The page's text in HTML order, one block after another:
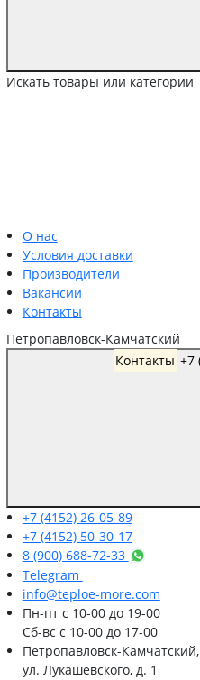
Искать товары или категории
О нас
Условия доставки
Производители
Вакансии
Контакты
Петропавловск-Камчатский
Контакты
+7 (4152) 26-05-89
+7 (4152) 50-30-17
8 (900) 688-72-33
Telegram
info@teploe-more.com
Пн-птс 10-00 до 19-00
Сб-вс с 10-00 до 17-00
Петропавловск-Камчатский,
ул. Лукашевского, д. 1